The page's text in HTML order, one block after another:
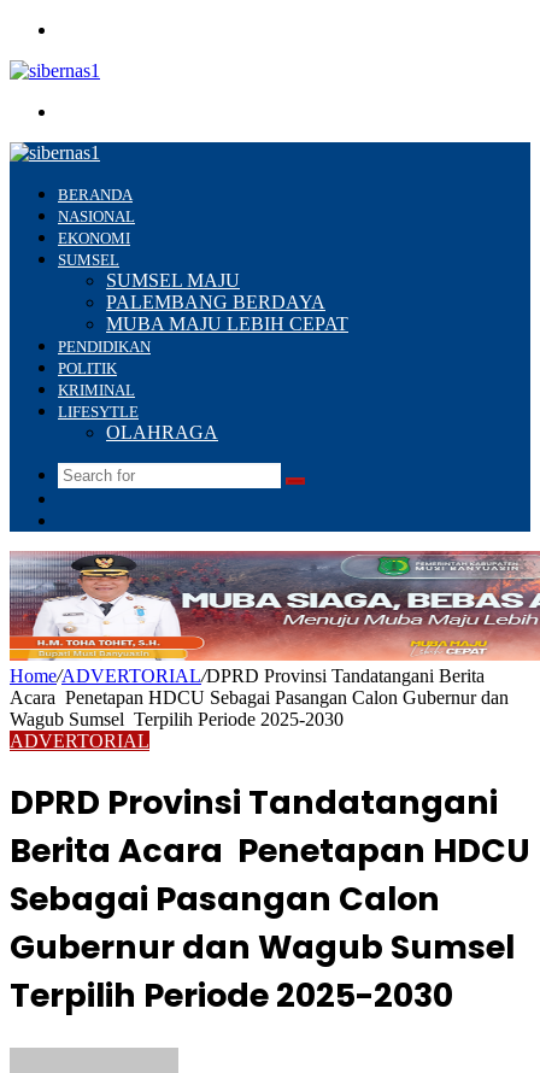
BERANDA
NASIONAL
EKONOMI
SUMSEL
SUMSEL MAJU
PALEMBANG BERDAYA
MUBA MAJU LEBIH CEPAT
PENDIDIKAN
POLITIK
KRIMINAL
LIFESYTLE
OLAHRAGA
Search
Home/ADVERTORIAL/DPRD Provinsi Tandatangani Berita
Acara Penetapan HDCU Sebagai Pasangan Calon Gubernur dan
Wagub Sumsel Terpilih Periode 2025-2030
ADVERTORIAL
DPRD Provinsi Tandatangani
Berita Acara Penetapan HDCU
Sebagai Pasangan Calon
Gubernur dan Wagub Sumsel
Terpilih Periode 2025-2030